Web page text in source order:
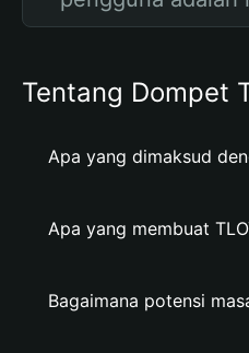
Tentang Dompet
Apa yang dimaksud
Apa yang membuat
Bagaimana potensi